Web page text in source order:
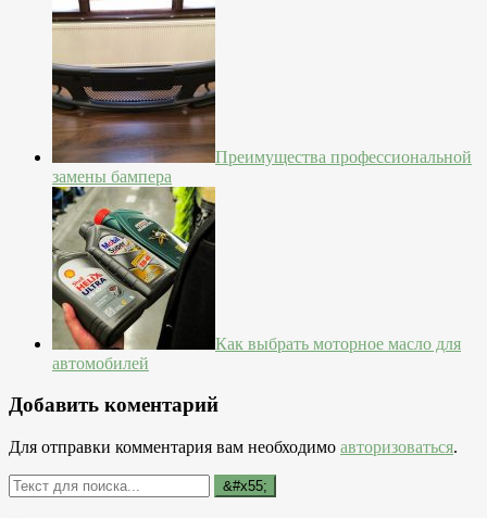
Преимущества профессиональной
замены бампера
Как выбрать моторное масло для
автомобилей
Добавить коментарий
Для отправки комментария вам необходимо авторизоваться.